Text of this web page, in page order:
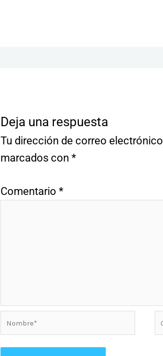
Deja una respuesta
Tu dirección de correo
marcados con *
Comentario *
Nombre*